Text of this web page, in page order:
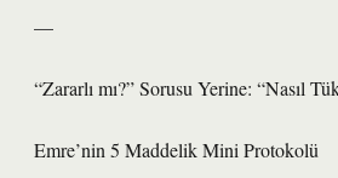
—
“Zararlı mı?” Sorusu Yerine: “Nasıl
Emre’nin 5 Maddelik Mini Protokolü